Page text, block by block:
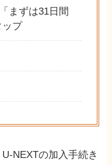
まずは31日間
ップ
NEXTの加入手続き